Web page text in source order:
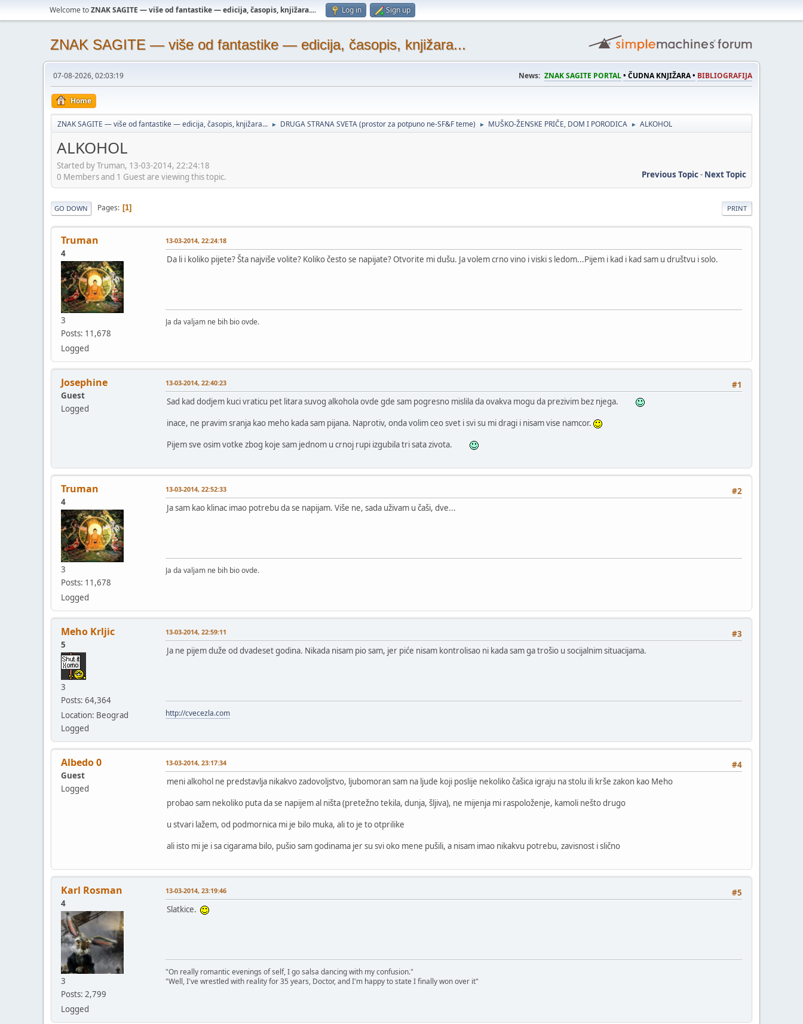
Welcome toZNAK SAGITE — više od fantastike — edicija, časopis, knjižara.... Log in Sign up
ZNAK SAGITE — više od fantastike — edicija, časopis, knjižara...
07-08-2026, 02:03:19 News: ZNAK SAGITE PORTAL• ČUDNA KNJIŽARA • BIBLIOGRAFIJA
Home
ZNAK SAGITE — više od fantastike — edicija, časopis, knjižara... ► DRUGA STRANA SVETA (prostor za potpuno ne-SF&F teme) ► MUŠKO-ŽENSKE PRIČE, DOM I PORODICA ► ALKOHOL
ALKOHOL
Started by Truman, 13-03-2014, 22:24:18
Previous Topic- Next Topic
0 Members and 1 Guest are viewing this topic.
PRINT
GO DOWN Pages 1
Truman
4
3
Posts: 11,678
Logged
13-03-2014, 22:24:18
Da li i koliko pijete? Šta najviše volite? Koliko često se napijate? Otvorite mi dušu. Ja volem crno vino i viski s ledom...Pijem i kad i kad sam u društvu i solo.
Ja da valjam ne bih bio ovde.
Josephine
Guest
Logged
#1
13-03-2014, 22:40:23
Sad kad dodjem kuci vraticu pet litara suvog alkohola ovde gde sam pogresno mislila da ovakva mogu da prezivim bez njega.
inace, ne pravim sranja kao meho kada sam pijana. Naprotiv, onda volim ceo svet i svi su mi dragi i nisam vise namcor.
Pijem sve osim votke zbog koje sam jednom u crnoj rupi izgubila tri sata zivota.
Truman
4
3
Posts: 11,678
Logged
#2
13-03-2014, 22:52:33
Ja sam kao klinac imao potrebu da se napijam. Više ne, sada uživam u čaši, dve...
Ja da valjam ne bih bio ovde.
Meho Krljic
5
3
Posts: 64,364
Location: Beograd
Logged
#3
13-03-2014, 22:59:11
Ja ne pijem duže od dvadeset godina. Nikada nisam pio sam, jer piće nisam kontrolisao ni kada sam ga trošio u socijalnim situacijama.
http://cvecezla.com
Albedo 0
Guest
Logged
#4
13-03-2014, 23:17:34
meni alkohol ne predstavlja nikakvo zadovoljstvo, ljubomoran sam na ljude koji poslije nekoliko čašica igraju na stolu ili krše zakon kao Meho
probao sam nekoliko puta da se napijem al ništa (pretežno tekila, dunja, šljiva), ne mijenja mi raspoloženje, kamoli nešto drugo
u stvari lažem, od podmornica mi je bilo muka, ali to je to otprilike
ali isto mi je i sa cigarama bilo, pušio sam godinama jer su svi oko mene pušili, a nisam imao nikakvu potrebu, zavisnost i slično
Karl Rosman
4
3
Posts: 2,799
Logged
#5
13-03-2014, 23:19:46
Slatkice.
"On really romantic evenings of self, I go salsa dancing with my confusion."
"Well, I've wrestled with reality for 35 years, Doctor, and I'm happy to state I finally won over it"